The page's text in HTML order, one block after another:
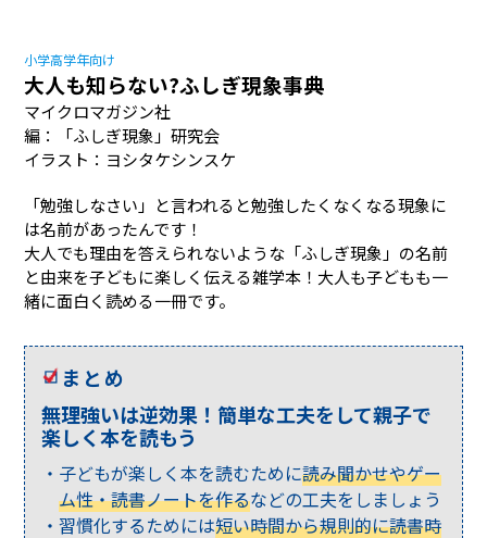
小学高学年向け
大人も知らない?ふしぎ現象事典
マイクロマガジン社
編：「ふしぎ現象」研究会
イラスト：ヨシタケシンスケ
「勉強しなさい」と言われると勉強したくなくなる現象に
は名前があったんです！
大人でも理由を答えられないような「ふしぎ現象」の名前
と由来を子どもに楽しく伝える雑学本！大人も子どもも一
緒に面白く読める一冊です。
まとめ
無理強いは逆効果！簡単な工夫をして親子で
楽しく本を読もう
子どもが楽しく本を読むために読み聞かせやゲー
ム性・読書ノートを作るなどの工夫をしましょう
習慣化するためには短い時間から規則的に読書時